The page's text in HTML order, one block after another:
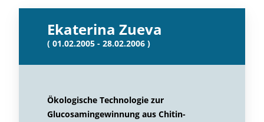
Ekaterina Zueva
( 01.02.2005 - 28.02.2006 )
Ökologische Technologie zur
Glucosamingewinnung aus Chitin-